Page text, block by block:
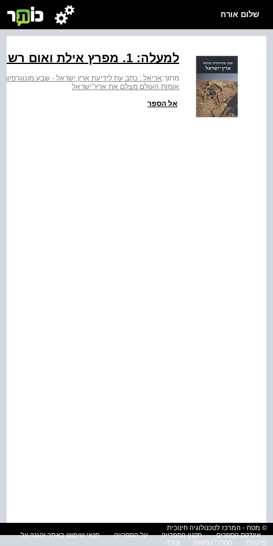
שלום אורח
למעלה: ‭.1‬ מפרץ אילת ואום רשרש בצילום משנות החמישים
מתוך:אריאל : כתב עת לידיעת ארץ ישראל - שבע
אומות העולם מצלם את ארץ־ישראל
אל הספר
© מטח - המרכז לטכנולוגיה חינוכית
אינדקס הספרים
תקנון הספרייה על הספרייה
תנאי שימוש באתר והגנה על
פרטיות
הסדרי נגישות עזרה